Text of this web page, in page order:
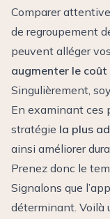
Comparer
de regroupement
peuvent alléger
augmenter le
Singulièrement,
En examinant ces
stratégie la plus
ainsi améliorer
Prenez donc le
Signalons que
déterminant. Voilà